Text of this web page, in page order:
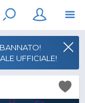
UFFICIALE!